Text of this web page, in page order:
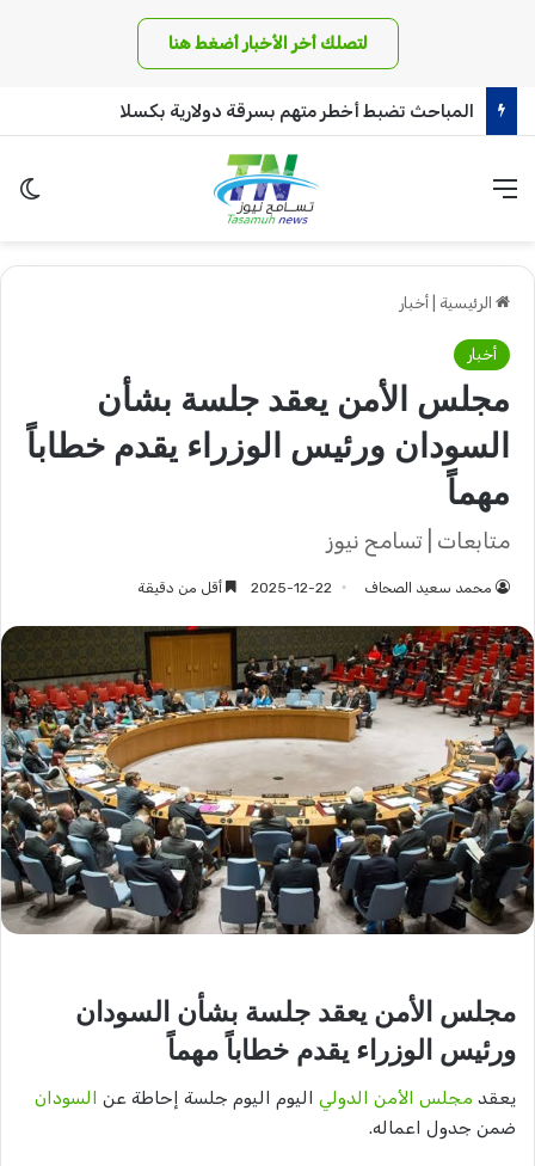
لتصلك أخر الأخبار أضغط هنا
المباحث تضبط أخطر متهم بسرقة دولارية بكسلا
القائمة
الرئيسية أخبار
أخبار
مجلس الأمن يعقد جلسة بشأن
السودان ورئيس الوزراء يقدم خطاباً
مهماً
متابعات | تسامح نيوز
محمد سعيد الصحاف 2025-12-22 أقل من دقيقة
مجلس الأمن يعقد جلسة بشأن السودان
ورئيس الوزراء يقدم خطاباً مهماً
يعقد مجلس الأمن الدولي اليوم اليوم جلسة إحاطة عن
السودان
ضمن جدول اعماله.